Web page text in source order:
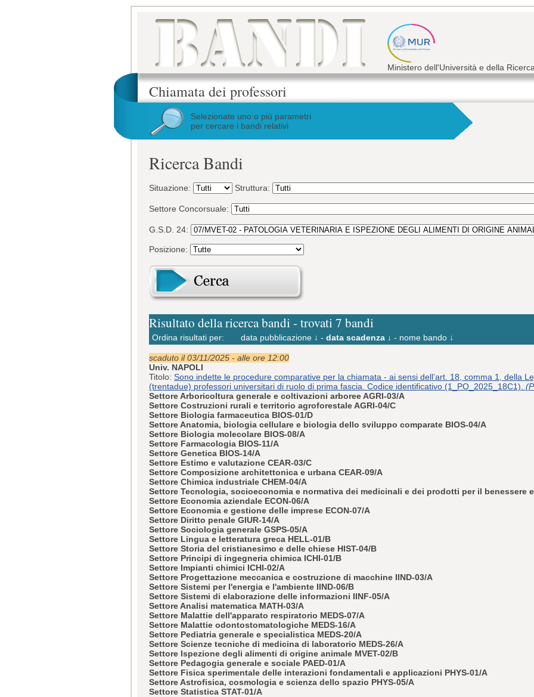
Ministero dell'Università e della
Chiamata dei professori
Selezionate uno o più parametri
per cercare i bandi relativi
Ricerca Bandi
Situazione: Struttura:
Settore Concorsuale:
G.S.D. 24:
Posizione:
Risultato della ricerca bandi - trovati 7 bandi
Ordina risultati per: data pubblicazione ↓ - data scadenza ↓ - nome bando ↓
scaduto il 03/11/2025 - alle ore 12:00
Univ. NAPOLI
Titolo: Sono indette le procedure comparative per la chiamata - ai sensi dell’art. 18, comma 1, della
(trentadue) professori universitari di ruolo di prima fascia. Codice identificativo (1_PO_2025_18C1).
Settore Arboricoltura generale e coltivazioni arboree AGRI-03/A
Settore Costruzioni rurali e territorio agroforestale AGRI-04/C
Settore Biologia farmaceutica BIOS-01/D
Settore Anatomia, biologia cellulare e biologia dello sviluppo comparate BIOS-04/A
Settore Biologia molecolare BIOS-08/A
Settore Farmacologia BIOS-11/A
Settore Genetica BIOS-14/A
Settore Estimo e valutazione CEAR-03/C
Settore Composizione architettonica e urbana CEAR-09/A
Settore Chimica industriale CHEM-04/A
Settore Tecnologia, socioeconomia e normativa dei medicinali e dei prodotti per il benessere
Settore Economia aziendale ECON-06/A
Settore Economia e gestione delle imprese ECON-07/A
Settore Diritto penale GIUR-14/A
Settore Sociologia generale GSPS-05/A
Settore Lingua e letteratura greca HELL-01/B
Settore Storia del cristianesimo e delle chiese HIST-04/B
Settore Principi di ingegneria chimica ICHI-01/B
Settore Impianti chimici ICHI-02/A
Settore Progettazione meccanica e costruzione di macchine IIND-03/A
Settore Sistemi per l'energia e l'ambiente IIND-06/B
Settore Sistemi di elaborazione delle informazioni IINF-05/A
Settore Analisi matematica MATH-03/A
Settore Malattie dell'apparato respiratorio MEDS-07/A
Settore Malattie odontostomatologiche MEDS-16/A
Settore Pediatria generale e specialistica MEDS-20/A
Settore Scienze tecniche di medicina di laboratorio MEDS-26/A
Settore Ispezione degli alimenti di origine animale MVET-02/B
Settore Pedagogia generale e sociale PAED-01/A
Settore Fisica sperimentale delle interazioni fondamentali e applicazioni PHYS-01/A
Settore Astrofisica, cosmologia e scienza dello spazio PHYS-05/A
Settore Statistica STAT-01/A